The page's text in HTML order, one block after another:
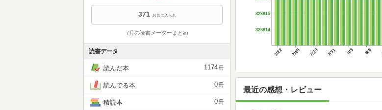
7/22 7/25 7/28 7/31 8/3 8/6
323814
323815
最近の感想・レビュー
371 お気に入られ
7月の読書メーターまとめ
読書データ
読んだ本 1174冊
読んでる本 0冊
積読本 0冊